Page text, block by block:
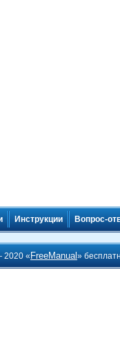
Инструкции Вопрос-
2020 « FreeManual»